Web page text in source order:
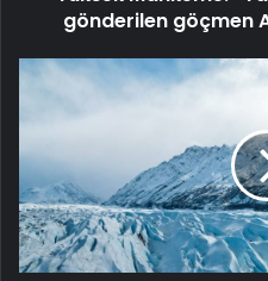
gönderilen göçmen
Türk
Alaska'daki
Buzulu'nu
görüntüledi